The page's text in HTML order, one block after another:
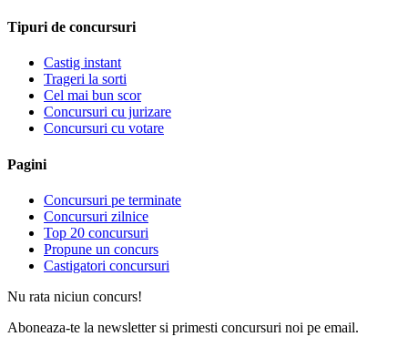
Tipuri de concursuri
Castig instant
Trageri la sorti
Cel mai bun scor
Concursuri cu jurizare
Concursuri cu votare
Pagini
Concursuri pe terminate
Concursuri zilnice
Top 20 concursuri
Propune un concurs
Castigatori concursuri
Nu rata niciun concurs!
Aboneaza-te la newsletter si primesti concursuri noi pe email.